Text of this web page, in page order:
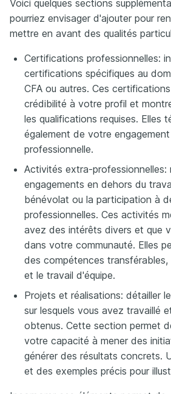
Voici quelques sections
pourriez envisager d'ajouter pour
mettre en avant des qualités
Certifications professionnelles:
certifications spécifiques au
CFA ou autres. Ces
crédibilité à votre profil et
les qualifications requises. Elles
également de votre
professionnelle.
Activités extra-professionnelles:
engagements en dehors du
bénévolat ou la participation à
professionnelles. Ces activités
avez des intérêts divers et que
dans votre communauté. Elles
des compétences transférables,
et le travail d'équipe.
Projets et réalisations: détailler
sur lesquels vous avez travaillé
obtenus. Cette section permet
votre capacité à mener des
générer des résultats concrets.
et des exemples précis pour